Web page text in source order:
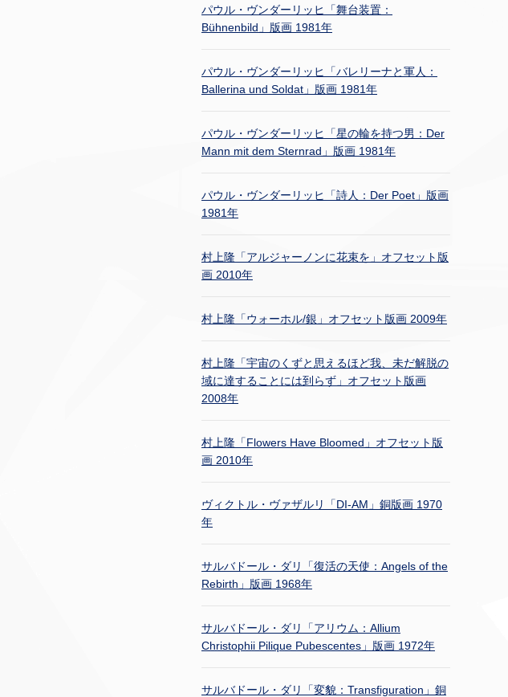
パウル・ヴンダーリッヒ「舞台装置：
Bühnenbild」版画 1981年
パウル・ヴンダーリッヒ「バレリーナと軍人：
Ballerina und Soldat」版画 1981年
パウル・ヴンダーリッヒ「星の輪を持つ男：Der
Mann mit dem Sternrad」版画 1981年
パウル・ヴンダーリッヒ「詩人：Der Poet」版画
1981年
村上隆「アルジャーノンに花束を」オフセット版
画 2010年
村上隆「ウォーホル/銀」オフセット版画 2009年
村上隆「宇宙のくずと思えるほど我、未だ解脱の
域に達することには到らず」オフセット版画
2008年
村上隆「Flowers Have Bloomed」オフセット版
画 2010年
ヴィクトル・ヴァザルリ「DI-AM」銅版画 1970
年
サルバドール・ダリ「復活の天使：Angels of the
Rebirth」版画 1968年
サルバドール・ダリ「アリウム：Allium
Christophii Pilique Pubescentes」版画 1972年
サルバドール・ダリ「変貌：Transfiguration」銅